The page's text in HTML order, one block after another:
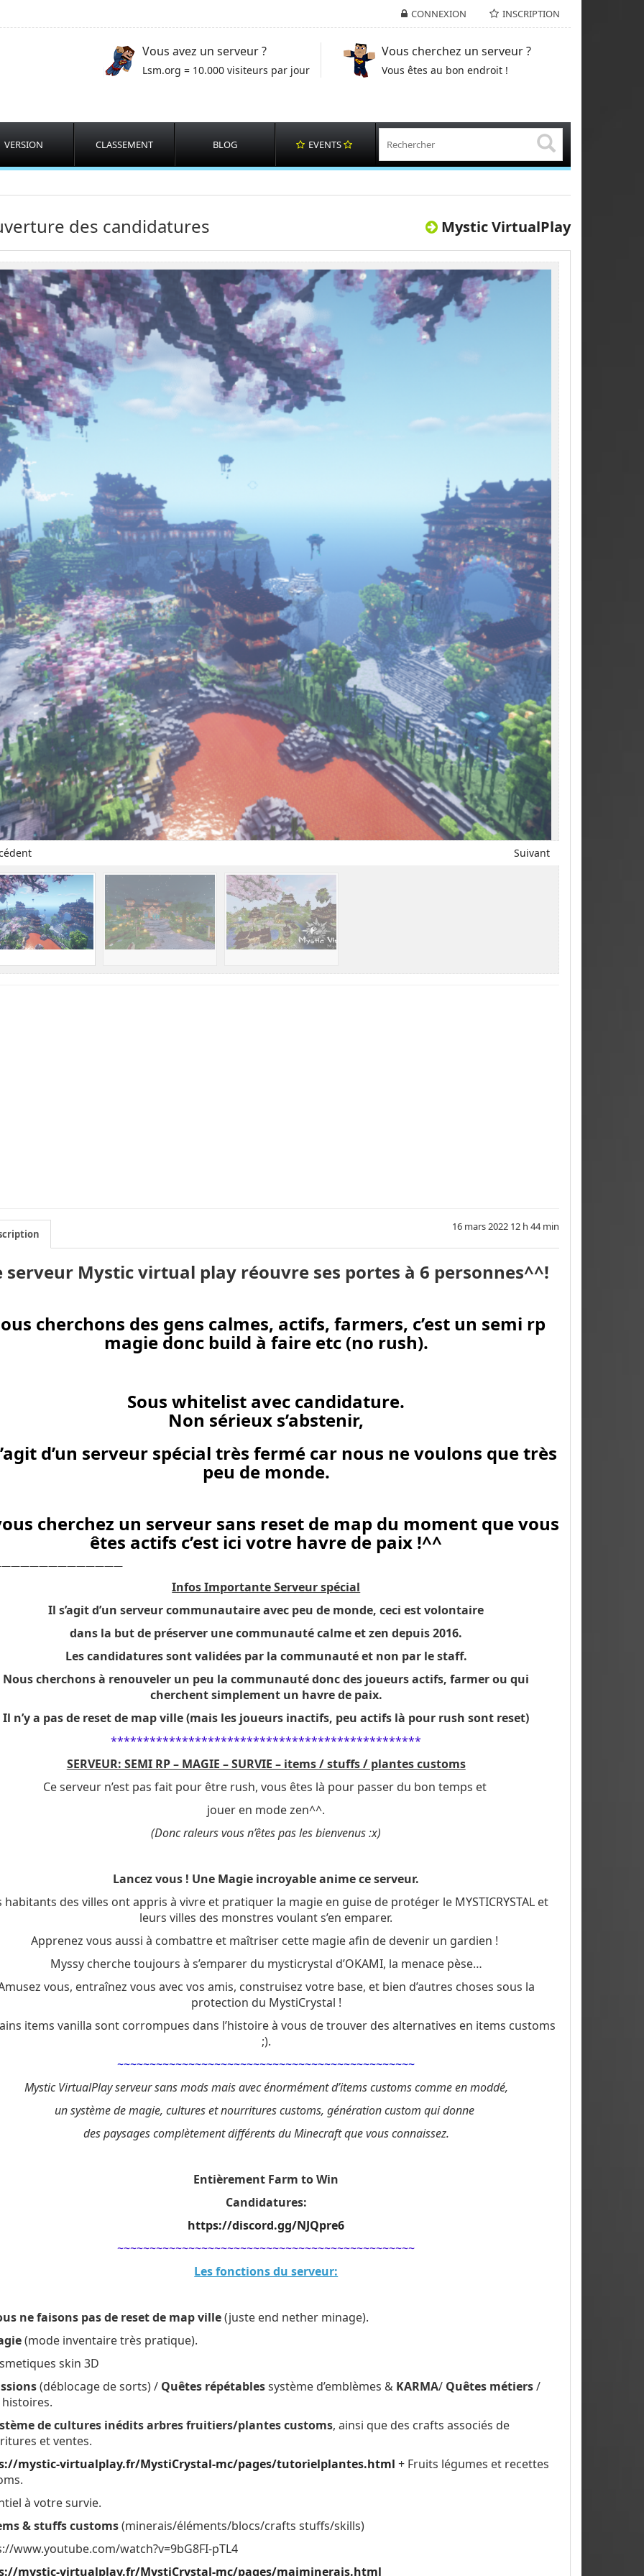
CONNEXION INSCRIPTION
Vous avez un serveur ?
Lsm.org = 10.000 visiteurs par jour
Vous cherchez un serveur ?
Vous êtes au bon endroit !
VERSION CLASSEMENT BLOG EVENTS
Mystic VirtualPlay
des candidatures
Suivant
16 mars 2022 12 h 44 min
serveur Mystic virtual play réouvre ses portes à 6 personnes^^!
cherchons des gens calmes, actifs, farmers, c’est un semi rp
magie donc build à faire etc (no rush).
Sous whitelist avec candidature.
Non sérieux s’abstenir,
d’un serveur spécial très fermé car nous ne voulons que très
peu de monde.
cherchez un serveur sans reset de map du moment que vous
êtes actifs c’est ici votre havre de paix !^^
Infos Importante Serveur spécial
Il s’agit d’un serveur communautaire avec peu de monde, ceci est volontaire
dans la but de préserver une communauté calme et zen depuis 2016.
Les candidatures sont validées par la communauté et non par le staff.
Nous cherchons à renouveler un peu la communauté donc des joueurs actifs, farmer ou qui
cherchent simplement un havre de paix.
Il n’y a pas de reset de map ville (mais les joueurs inactifs, peu actifs là pour rush sont reset)
************************************************
SERVEUR: SEMI RP – MAGIE – SURVIE – items / stuffs / plantes customs
Ce serveur n’est pas fait pour être rush, vous êtes là pour passer du bon temps et
jouer en mode zen^^.
(Donc raleurs vous n’êtes pas les bienvenus :x)
Lancez vous ! Une Magie incroyable anime ce serveur.
habitants des villes ont appris à vivre et pratiquer la magie en guise de protéger le MYSTICRYSTAL et
leurs villes des monstres voulant s’en emparer.
Apprenez vous aussi à combattre et maîtriser cette magie afin de devenir un gardien !
Myssy cherche toujours à s’emparer du mysticrystal d’OKAMI, la menace pèse…
vous, entraînez vous avec vos amis, construisez votre base, et bien d’autres choses sous la
protection du MystiCrystal !
items vanilla sont corrompues dans l’histoire à vous de trouver des alternatives en items customs
;).
~~~~~~~~~~~~~~~~~~~~~~~~~~~~~~~~~~~~~~~~~~~~~~
Mystic VirtualPlay serveur sans mods mais avec énormément d’items customs comme en moddé,
un système de magie, cultures et nourritures customs, génération custom qui donne
des paysages complètement différents du Minecraft que vous connaissez.
Entièrement Farm to Win
Candidatures:
https://discord.gg/NJQpre6
~~~~~~~~~~~~~~~~~~~~~~~~~~~~~~~~~~~~~~~~~~~~~~
Les fonctions du serveur:
ne faisons pas de reset de map ville(juste end nether minage).
(mode inventaire très pratique).
skin 3D
(déblocage de sorts) / Quêtes répétablessystème d’emblèmes & KARMA/ Quêtes métiers/
histoires.
de cultures inédits arbres fruitiers/plantes customs, ainsi que des crafts associés de
et ventes.
mystic-virtualplay.fr/MystiCrystal-mc/pages/tutorielplantes.html + Fruits légumes et recettes
à votre survie.
& stuffs customs(minerais/éléments/blocs/crafts stuffs/skills)
www.youtube.com/watch?v=9bG8FI-pTL4
mystic-virtualplay.fr/MystiCrystal-mc/pages/majminerais.html